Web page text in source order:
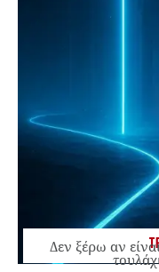
Δεν ξέρω αν